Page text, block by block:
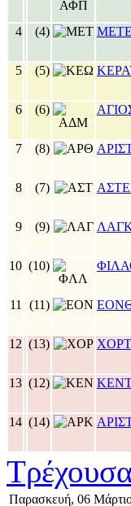
4 (4)
5 (5)
6 (6)
7 (8)
8 (7)
9 (9)
10 (10)
11 (11)
12 (13)
13 (12)
14 (14)
Παρασκευή, 06